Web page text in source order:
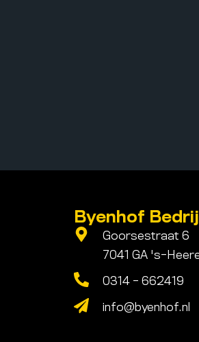
Byenhof
Goorsestraat 6
7041 GA 's-
0314 - 662419
info@byenhof.nl